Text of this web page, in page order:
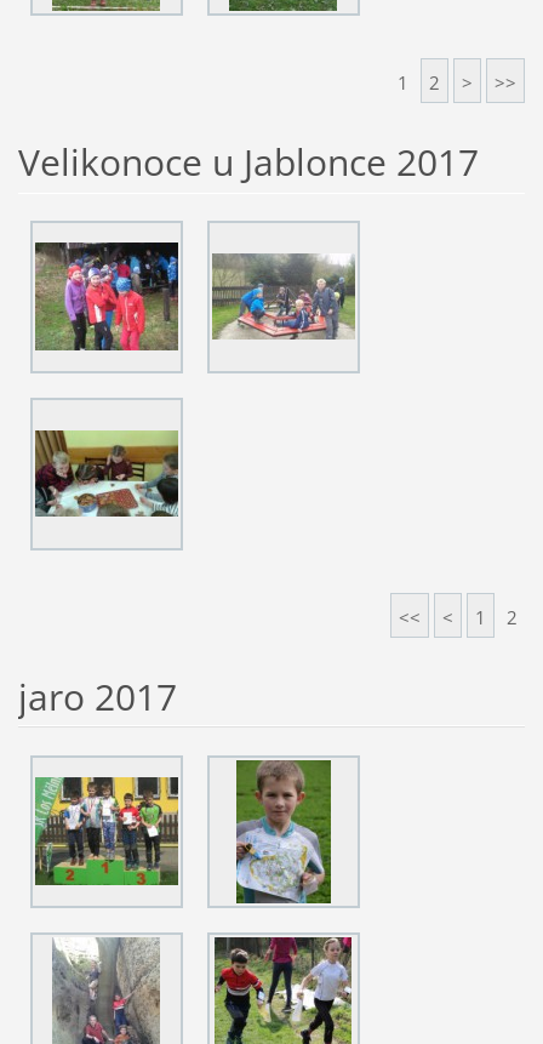
1 2 > >>
Velikonoce u Jablonce 2017
<< < 1 2
jaro 2017